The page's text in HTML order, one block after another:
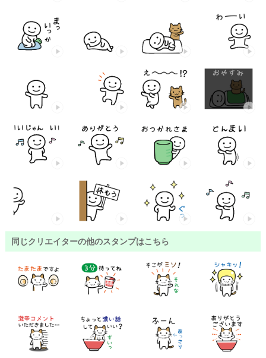
同じクリエイターの他のスタンプはこちら